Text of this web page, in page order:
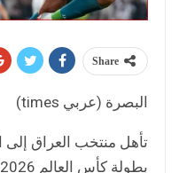
Share
البصرة (عربي times)
تأهل منتخب العراق إلى